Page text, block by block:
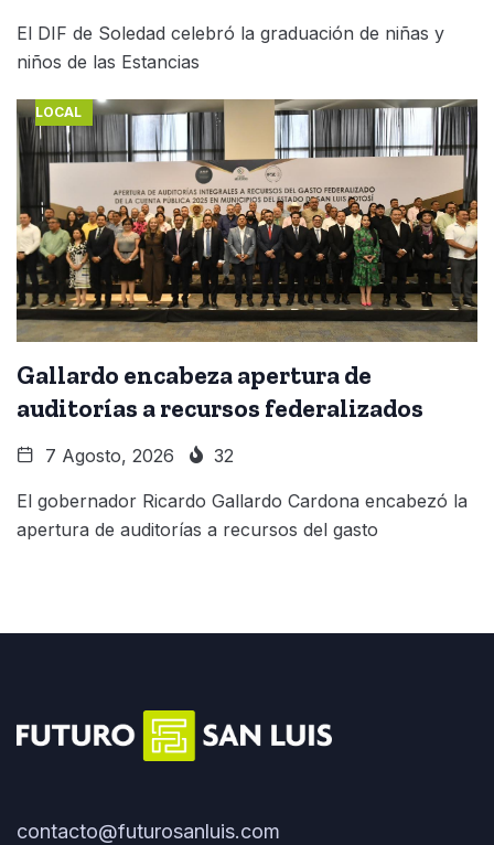
El DIF de Soledad celebró la graduación de niñas y
niños de las Estancias
LOCAL
Gallardo encabeza apertura de
auditorías a recursos federalizados
7 Agosto, 2026 32
El gobernador Ricardo Gallardo Cardona encabezó la
apertura de auditorías a recursos del gasto
contacto@futurosanluis.com